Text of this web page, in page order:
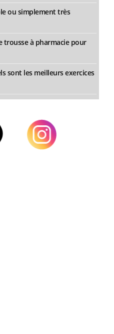
ou simplement très
trousse à pharmacie pour
sont les meilleurs exercices